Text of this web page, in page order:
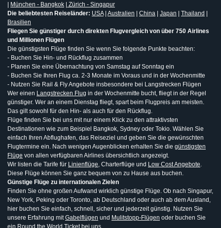
München - Bangkok
Zürich - Singapur
Die beliebtesten Reiseländer: USA| Australien China Japan Thailand
Brasilien
Fliegen Sie günstiger durch direkten Flugvergleich von über 750 Airlines
und Millionen Flügen
Die günstigsten Flüge finden Sie wenn Sie folgende Punkte beachten:
- Buchen Sie Hin- und Rückflug zusammen
- Planen Sie eine Übernachtung von Samstag auf Sonntag ein
- Buchen Sie Ihren Flug ca. 2-3 Monate im Voraus und in der Wochenmitte
- Nutzen Sie Rail & Fly Angebote insbesondere bei Langstrecken Flügen
Wer einen Langstrecken Flug in der Wochenmitte bucht, fliegt in der Regel
günstiger. Wer an einem Dienstag fliegt, spart beim Flugpreis am meisten.
Das gilt sowohl für den Hin- als auch für den Rückflug.
Flüge finden Sie bei uns mit nur einem Klick zu den attraktivsten
Destinationen wie zum Beispiel Bangkok, Sydney oder Tokio. Wählen Sie
einfach Ihren Abflughafen, das Reiseziel und geben Sie die gewünschten
Flugtermine ein. Nach wenigen Augenblicken erhalten Sie die günstigsten
Flüge von allen verfügbaren Airlines übersichtlich angezeigt.
Wir listen die Tarife für Linienflüge, Charterflüge und Low Cost Angebote.
Diese Flüge können Sie ganz bequem von zu Hause aus buchen.
Günstige Flüge zu internationalen Zielen
Finden Sie ohne großen Aufwand wirklich günstige Flüge. Ob nach Singapur,
New York, Peking oder Toronto, ab Deutschland oder auch ab dem Ausland,
hier buchen Sie einfach, schnell, sicher und jederzeit günstig. Nutzen Sie
unsere Erfahrung mitGabelflügen und Mulitstopp-Flügen oder buchen Sie
ein Round the World Ticketbei uns.